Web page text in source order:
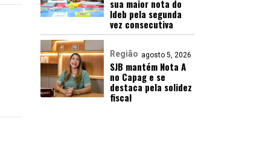
sua maior nota do
Ideb pela segunda
vez consecutiva
Região agosto 5, 2026
SJB mantém Nota A
no Capag e se
destaca pela solidez
fiscal